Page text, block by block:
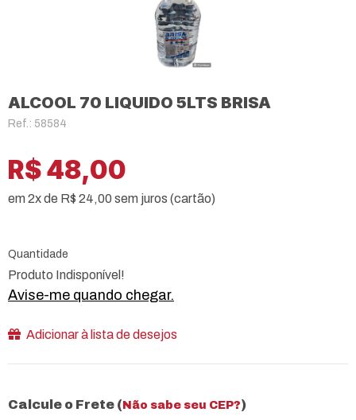
ALCOOL 70 LIQUIDO 5LTS BRISA
Ref.: 58584
R$ 48,00
em 2x de R$ 24,00 sem juros (cartão)
Quantidade
Produto Indisponível!
Avise-me quando chegar.
Adicionar à lista de desejos
Calcule o Frete (Não sabe seu CEP?)